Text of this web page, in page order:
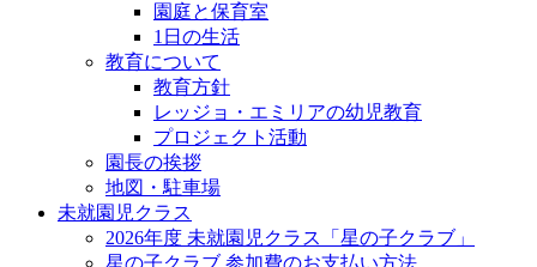
園庭と保育室
1日の生活
教育について
教育方針
レッジョ・エミリアの幼児教育
プロジェクト活動
園長の挨拶
地図・駐車場
未就園児クラス
2026年度 未就園児クラス「星の子クラブ」